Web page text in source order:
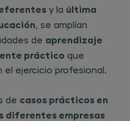
y la última
, se amplían
de aprendizaje
práctico que
el ejercicio profesional.
de casos prácticos en
diferentes empresas